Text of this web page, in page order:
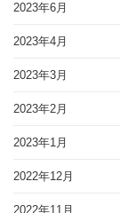
2023年6月
2023年4月
2023年3月
2023年2月
2023年1月
2022年12月
2022年11月